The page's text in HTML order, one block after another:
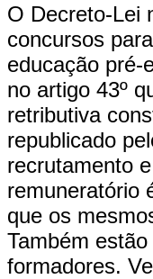
O Decreto-Lei
concursos
educação pré-
no artigo 43º
retributiva
republicado
recrutamento
remuneratório
que os
Também
formadores.